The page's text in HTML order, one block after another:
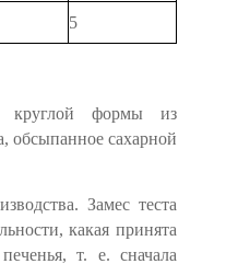
5
круглой формы из
обсыпанное сахарной
Замес теста
какая принята
т. е. сначала